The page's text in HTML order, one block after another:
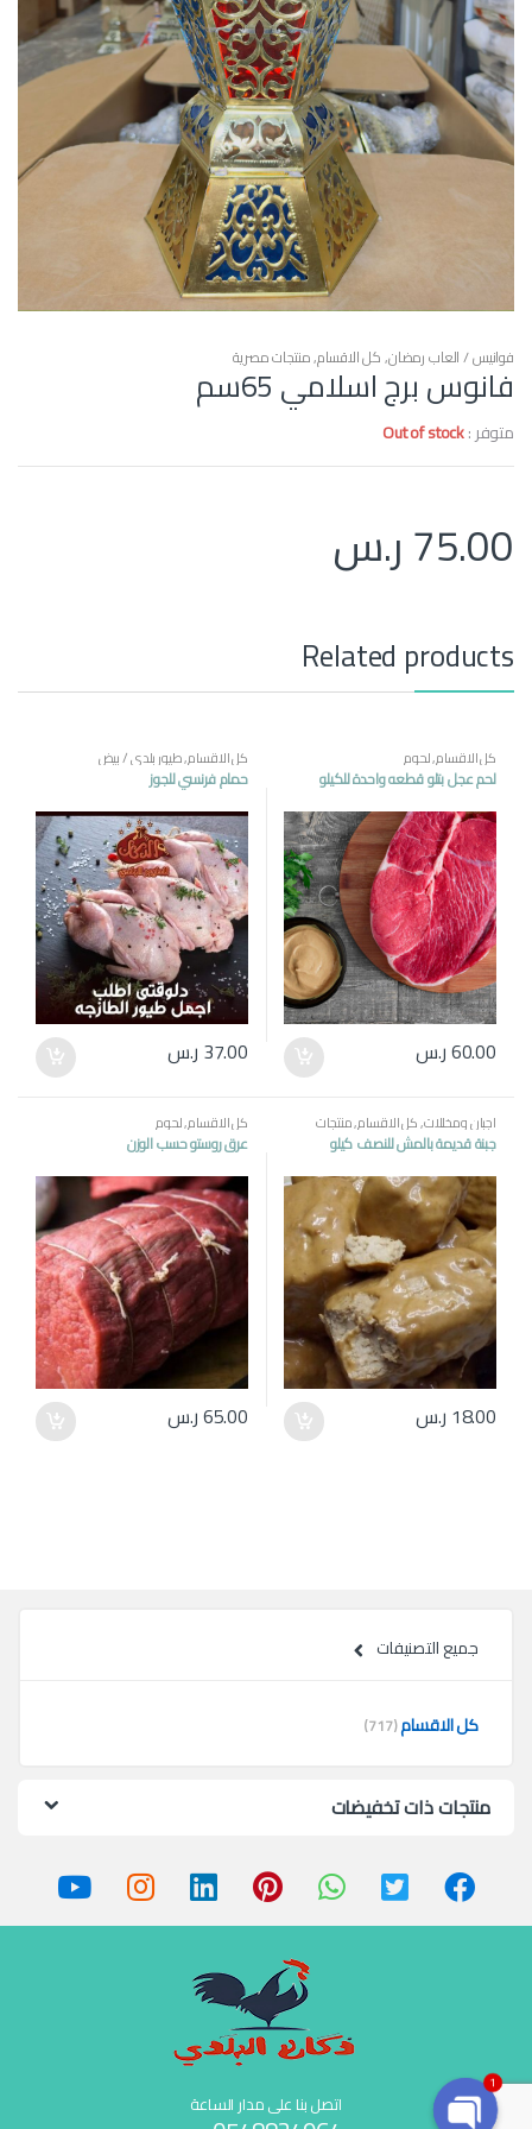
فوانيس / العاب رمضان,كل الاقسام,منتجات مصرية
فانوس برج اسلامي 65سم
متوفر :Out of stock
75.00ر.س
Related products
كل الاقسام,لحوم
لحم عجل بتلو قطعه واحدة للكيلو
60.00ر.س
كل الاقسام,طيور بلدي / بيض
حمام فرنسي للجوز
37.00 ر.س
اجبان ومخللات,كل الاقسام,منتجات
مصرية
جبنة قديمة بالمش للنصف كيلو
18.00 ر.س
كل الاقسام,لحوم
عرق روستو حسب الوزن
65.00ر.س
جميع التصنيفات
كل الاقسام(717)
منتجات ذات تخفيضات
اتصل بنا على مدار الساعة
1